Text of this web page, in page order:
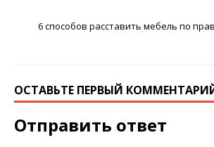
6 способов расставить мебель по
ОСТАВЬТЕ ПЕРВЫЙ
Отправить ответ